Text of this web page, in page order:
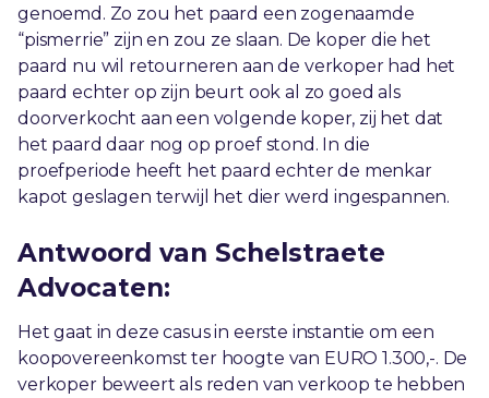
genoemd. Zo zou het paard een zogenaamde
“pismerrie” zijn en zou ze slaan. De koper die het
paard nu wil retourneren aan de verkoper had het
paard echter op zijn beurt ook al zo goed als
doorverkocht aan een volgende koper, zij het dat
het paard daar nog op proef stond. In die
proefperiode heeft het paard echter de menkar
kapot geslagen terwijl het dier werd ingespannen.
Antwoord van Schelstraete
Advocaten:
Het gaat in deze casus in eerste instantie om een
koopovereenkomst ter hoogte van EURO 1.300,-. De
verkoper beweert als reden van verkoop te hebben